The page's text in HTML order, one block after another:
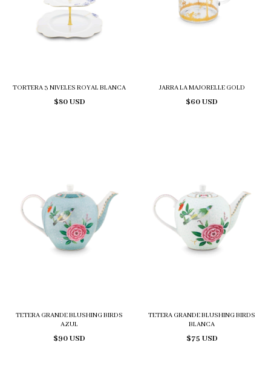
TORTERA 3 NIVELES ROYAL BLANCA
$80 USD
JARRA LA MAJORELLE GOLD
$60 USD
TETERA GRANDE BLUSHING BIRDS
AZUL
$90 USD
TETERA GRANDE BLUSHING BIRDS
BLANCA
$75 USD